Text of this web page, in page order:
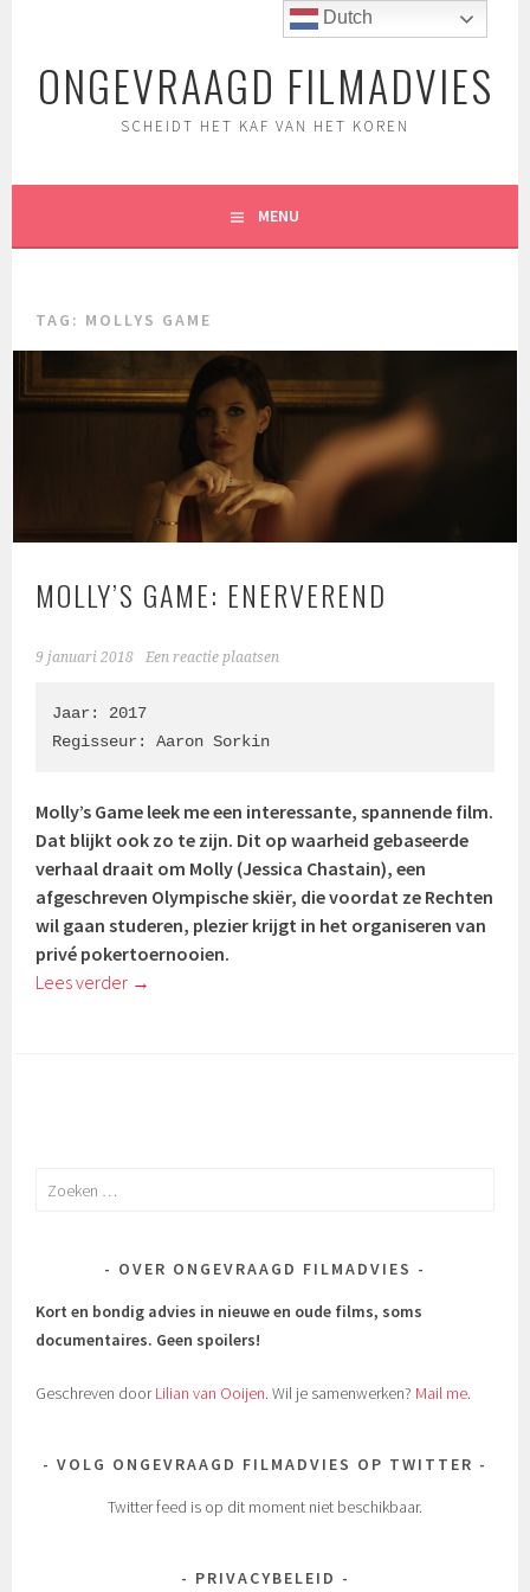
inhoudONGEVRAAGD FILMADVIES
SCHEIDT HET KAF VAN HET KOREN
MENU
TAG: MOLLYS GAME
MOLLY’S GAME: ENERVEREND
9 januari 2018 Een reactie plaatsen
Jaar: 2017
Regisseur: Aaron Sorkin
Molly’s Game leek me een interessante, spannende film.
Dat blijkt ook zo te zijn. Dit op waarheid gebaseerde
verhaal draait om Molly (Jessica Chastain), een
afgeschreven Olympische skiër, die voordat ze Rechten
wil gaan studeren, plezier krijgt in het organiseren van
privé pokertoernooien.
Lees verder →
Zoeken
OVER ONGEVRAAGD FILMADVIES
Kort en bondig advies in nieuwe en oude films, soms
documentaires. Geen spoilers!
Geschreven doorLilian van Ooijen. Wil je samenwerken? Mail me.
VOLG ONGEVRAAGD FILMADVIES OP TWITTER
Twitter feed is op dit moment niet beschikbaar.
PRIVACYBELEID
Dutch